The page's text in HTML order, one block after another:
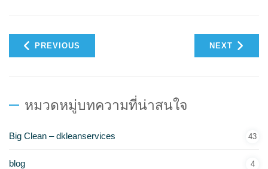
PREVIOUS NEXT
หมวดหมู่บทความที่น่าสนใจ
Big Clean – dkleanservices 43
blog 4